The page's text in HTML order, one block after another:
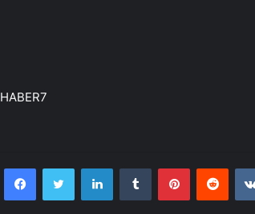
HABER7
FacebookTwitter LinkedInTumblr Pinterest